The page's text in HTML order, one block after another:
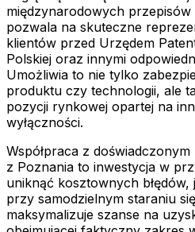
międzynarodowych
pozwala na skuteczne
klientów przed Urzędem
Polskiej oraz innymi
Umożliwia to nie tylko
produktu czy technologii, ale
pozycji rynkowej opartej na
wyłączności.
Współpraca z
z Poznania to inwestycja w
uniknąć kosztownych błędów,
przy samodzielnym staraniu
maksymalizuje szanse na